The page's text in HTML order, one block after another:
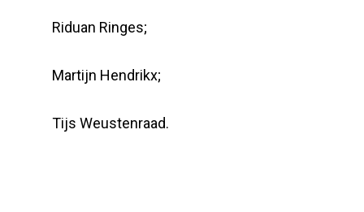
Riduan Ringes;
Martijn Hendrikx;
Tijs Weustenraad.